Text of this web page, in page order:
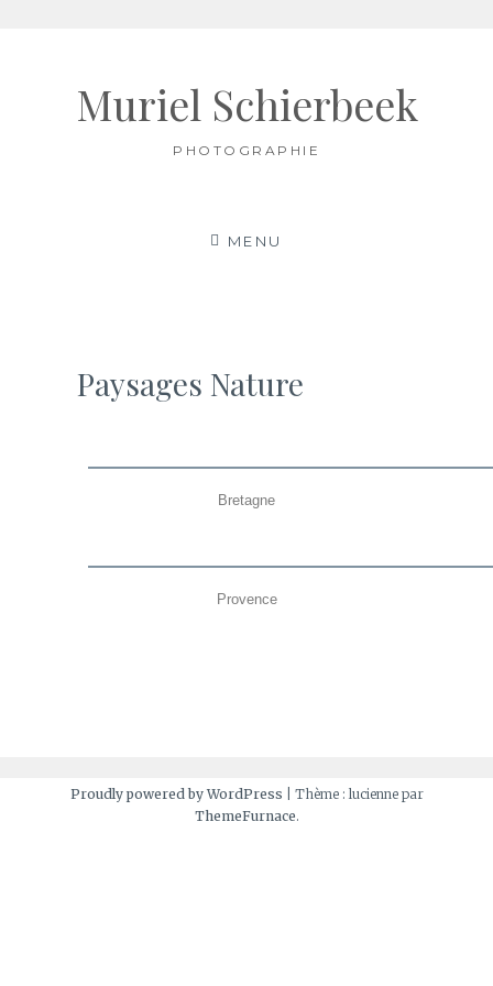
Muriel Schierbeek
PHOTOGRAPHIE
MENU
Paysages Nature
Bretagne
Provence
Proudly powered by WordPress
Thème : lucienne par
ThemeFurnace.